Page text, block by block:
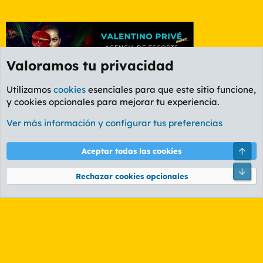
Foro General
Cookies
PL OLDSTYLE AMARILLO
Términos y reglas Política de privacidad Ayuda
Community platform by XenForo® © 2010-2026 XenForo Ltd.
Valoramos tu privacidad
Utilizamos cookies esenciales para que este sitio funcione,
y cookies opcionales para mejorar tu experiencia.
Ver más información y configurar tus preferencias
Aceptar todas las cookies
Rechazar cookies opcionales
Pie